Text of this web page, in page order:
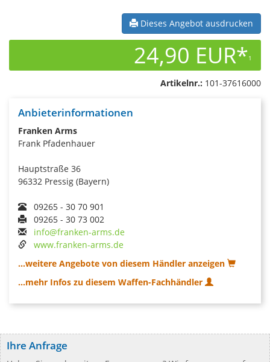
Dieses Angebot ausdrucken
24,90 EUR*1
Artikelnr.: 101-37616000
Anbieterinformationen
Franken Arms
Frank Pfadenhauer
Hauptstraße 36
96332 Pressig (Bayern)
09265 - 30 70 901
09265 - 30 73 002
info@franken-arms.de
www.franken-arms.de
...weitere Angebote von diesem Händler anzeigen
...mehr Infos zu diesem Waffen-Fachhändler
Ihre Anfrage